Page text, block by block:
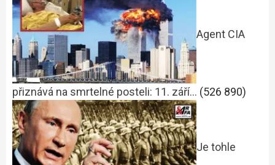
Agent CIA
přiznává na smrtelné posteli: 11. září… (526 890)
Je tohle